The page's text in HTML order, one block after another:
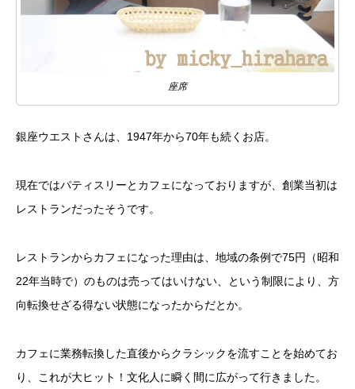
座席
銀座ウエストさんは、1947年から70年も続くお店。
現在ではパティスリーとカフェになっておりますが、創業当初は
レストランだったそうです。
レストランからカフェになった理由は、地域の条例で75円（昭和
22年当時で）のものは売ってはいけない、という制限により、方
向転換せざる得ない状態になったからだとか。
カフェに業務転換した直後からクラシックを流すことを始めてお
り、これが大ヒット！文化人に瞬く間に広がって行きました。